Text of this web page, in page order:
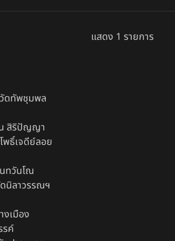
ดทัพชุมพล
สิริปัญญา
พธิ์เจดีย์ลอย
ทวันโณ
นิลาวรรณฯ
เมือง
รค์
แสดง 1 รายการ